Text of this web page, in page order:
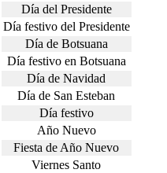
Día del Presidente
Día festivo del Presidente
Día de Botsuana
Día festivo en Botsuana
Día de Navidad
Día de San Esteban
Día festivo
Año Nuevo
Fiesta de Año Nuevo
Viernes Santo